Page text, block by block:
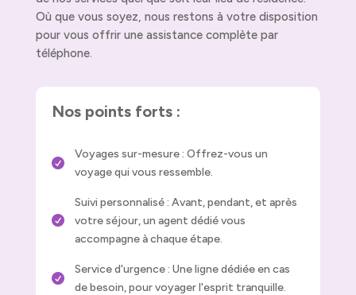
Où que vous soyez, nous restons à votre disposition
pour vous offrir une assistance complète par
téléphone.
Nos points forts :

Voyages sur-mesure : Offrez-vous un
voyage qui vous ressemble.

Suivi personnalisé : Avant, pendant, et après
votre séjour, un agent dédié vous
accompagne à chaque étape.

Service d'urgence : Une ligne dédiée en cas
de besoin, pour voyager l'esprit tranquille.